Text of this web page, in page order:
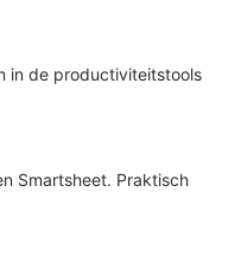
in de productiviteitstools
Smartsheet. Praktisch